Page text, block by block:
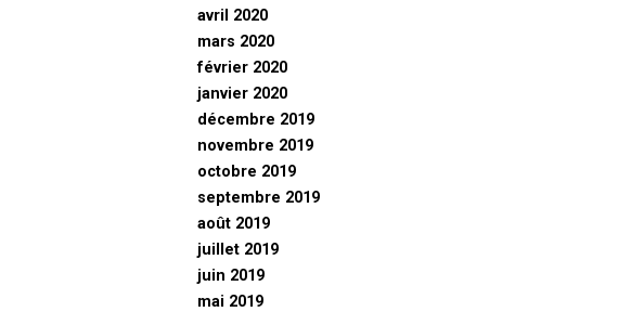
avril 2020
mars 2020
février 2020
janvier 2020
décembre 2019
novembre 2019
octobre 2019
septembre 2019
août 2019
juillet 2019
juin 2019
mai 2019